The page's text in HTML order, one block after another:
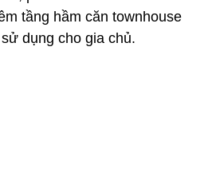
tầng hầm căn townhouse
dụng cho gia chủ.